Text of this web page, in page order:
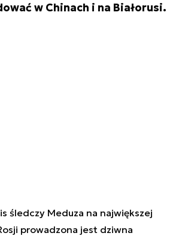
w Chinach i na Białorusi.
śledczy Meduza na największej
prowadzona jest dziwna